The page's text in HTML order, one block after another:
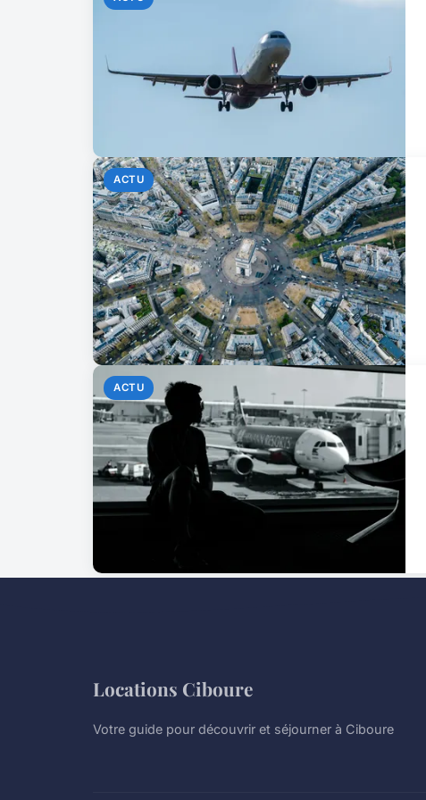
ACTU
ACTU
Locations Ciboure
Votre guide pour découvrir et séjourner à Ciboure